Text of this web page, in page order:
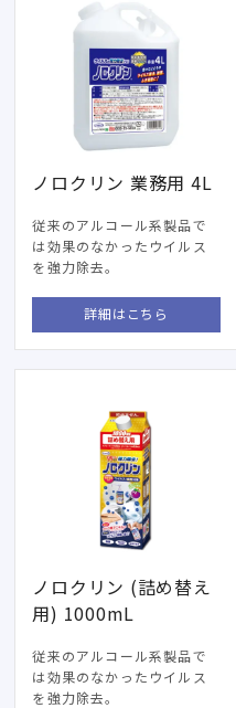
ノロクリン 業務用 4L
従来のアルコール系製品で
は効果のなかったウイルス
を強力除去。
詳細はこちら
ノロクリン (詰め替え
用) 1000mL
従来のアルコール系製品で
は効果のなかったウイルス
を強力除去。